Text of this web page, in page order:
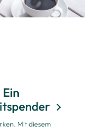
Mit diesem